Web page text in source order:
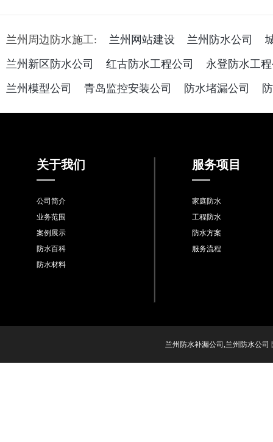
兰州周边防水施工: 兰州网站建设 兰州防水公司
兰州新区防水公司
红古防水工程公司
永登防水工
兰州模型公司
青岛监控安装公司 防水堵漏公司
关于我们
公司简介
业务范围
案例展示
防水百科
防水材料
服务项目
家庭防水
工程防水
防水方案
服务流程
兰州防水补漏公司,兰州防水公司